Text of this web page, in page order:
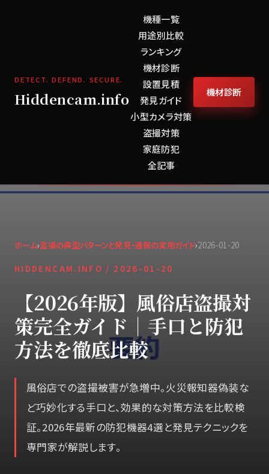
DETECT. DEFEND. SECURE.
Hiddencam.info
機種一覧
用途別比較
ランキング
機材診断
設置見積
発見ガイド
小型カメラ対策
盗撮対策
家庭防犯
全記事
機材診断
ホーム›盗撮の典型パターンと発見・通報の実用ガイド›2026-01-20
HIDDENCAM.INFO / 2026-01-20
【2026年版】風俗店盗撮対
策完全ガイド｜手口と防犯
方法を徹底比較
風俗店での盗撮被害が急増中。火災報知器偽装な
ど巧妙化する手口と、効果的な対策方法を比較検
証。2026年最新の防犯機器4選と発見テクニックを
専門家が解説します。